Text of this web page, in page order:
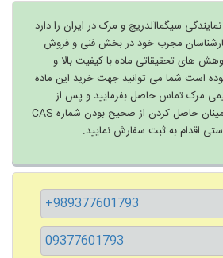
سیگماآلدریچ و مرک در ایران را دارد.
مجرب خود در بخش فنی و فروش
های تحقیقاتی ماده با کیفیت بالا و
است شما می توانید جهت خرید این ماده
مرک تماس حاصل بفرمایید و پس از
دریافت پیش فاکتور و اطمینان حاصل کردن از صحیح بودن شماره CAS
اقدام به ثبت سفارش نمایید.
+989377601793
09377601793